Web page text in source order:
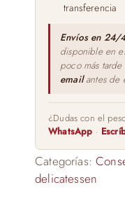
220gr
cantidad
transferencia
Envíos en 24/
disponible en
poco más
emailantes de
¿Dudas con el
WhatsApp ·
Categorías:
delicatessen